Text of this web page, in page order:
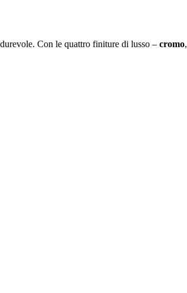
Con le quattro finiture di lusso – cromo,